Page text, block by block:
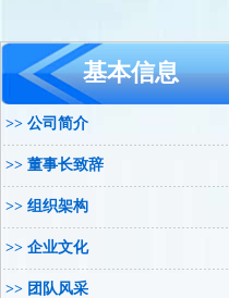
基本信息
>> 公司简介
>> 董事长致辞
>> 组织架构
>> 企业文化
>> 团队风采